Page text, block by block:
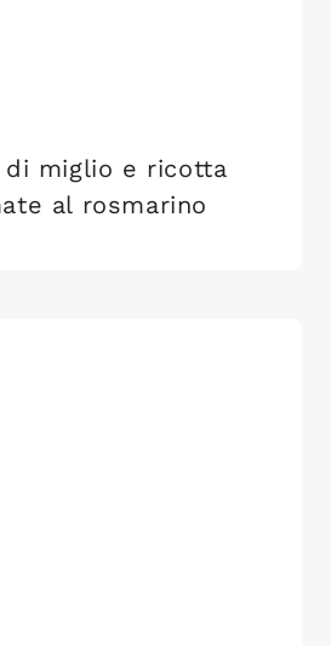
di miglio e ricotta
al rosmarino